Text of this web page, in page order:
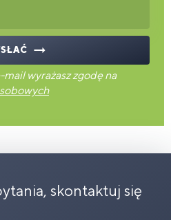
wyrażasz zgodę na
skontaktuj się